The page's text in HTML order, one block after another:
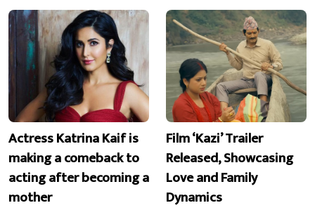
Actress Katrina Kaif is
making a comeback to
acting after becoming a
mother
Film ‘Kazi’ Trailer
Released, Showcasing
Love and Family
Dynamics